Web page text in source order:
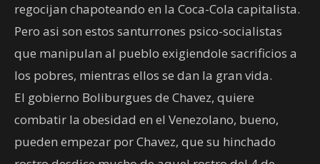
regocijan chapoteando en la Coca-Cola capitalista.
Pero asi son estos santurrones psico-socialistas
que manipulan al pueblo exigiendole sacrificios a
los pobres, mientras ellos se dan la gran vida.
El gobierno Boliburgues de Chavez, quiere
combatir la obesidad en el Venezolano, bueno,
pueden empezar por Chavez, que su hinchado